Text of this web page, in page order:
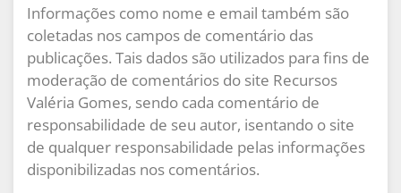
Informações como nome e email também são
coletadas nos campos de comentário das
publicações. Tais dados são utilizados para fins de
moderação de comentários do site Recursos
Valéria Gomes, sendo cada comentário de
responsabilidade de seu autor, isentando o site
de qualquer responsabilidade pelas informações
disponibilizadas nos comentários.